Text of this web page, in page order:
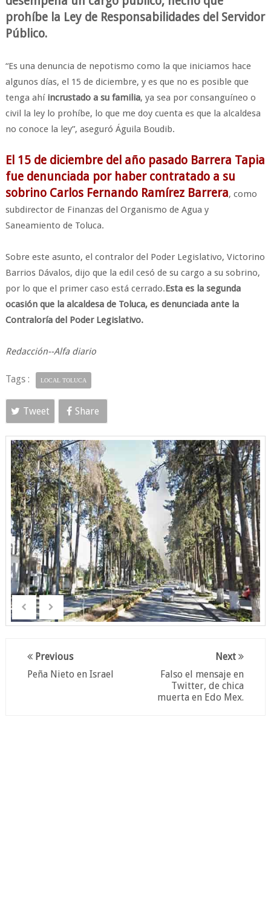
prohíbe la Ley de Responsabilidades del Servidor
Público.
“Es una denuncia de nepotismo como la que iniciamos hace
algunos días, el 15 de diciembre, y es que no es posible que
tenga ahíincrustado a su familia, ya sea por consanguíneo o
civil la ley lo prohíbe, lo que me doy cuenta es que la alcaldesa
no conoce la ley”, aseguró Águila Boudib.
El 15 de diciembre del año pasado Barrera Tapia
fue denunciada por haber contratado a su
sobrino Carlos Fernando Ramírez Barrera, como
subdirector de Finanzas del Organismo de Agua y
Saneamiento de Toluca.
Sobre este asunto, el contralor del Poder Legislativo, Victorino
Barrios Dávalos, dijo que la edil cesó de su cargo a su sobrino,
por lo que el primer caso está cerrado.Esta es la segunda
ocasión que la alcaldesa de Toluca, es denunciada ante la
Contraloría del Poder Legislativo.
Redacción--Alfa diario
Tags : LOCAL TOLUCA
Tweet Share
Next
Falso el mensaje en
Twitter, de chica
muerta en Edo Mex.
Previous
Peña Nieto en Israel